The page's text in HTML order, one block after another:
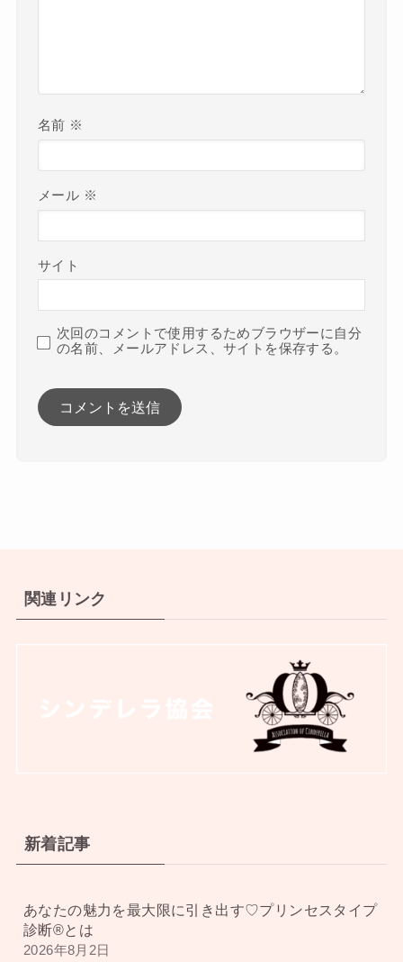
名前 ※
メール ※
サイト
次回のコメントで使用するためブラウザーに自分
の名前、メールアドレス、サイトを保存する。
関連リンク
新着記事
あなたの魅力を最大限に引き出す♡プリンセスタイプ
診断®︎とは
2026年8月2日